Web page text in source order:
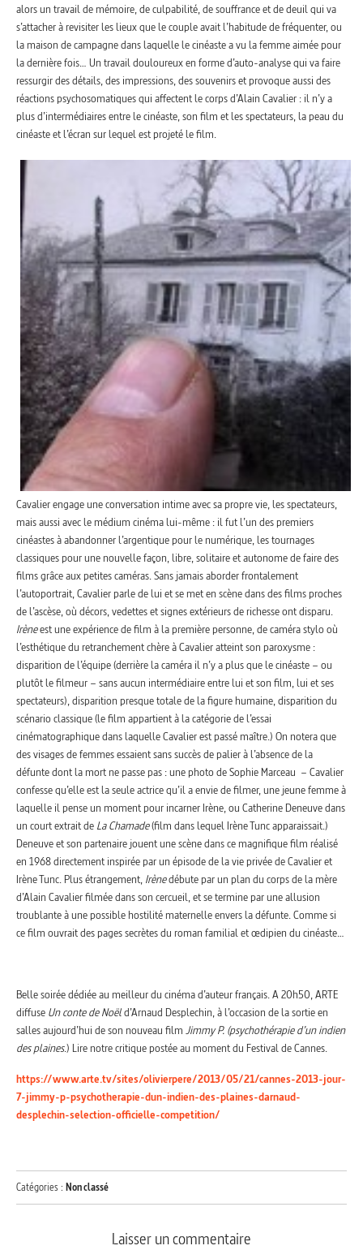
alors un travail de mémoire, de culpabilité, de souffrance et de deuil qui va
s’attacher à revisiter les lieux que le couple avait l’habitude de fréquenter, ou
la maison de campagne dans laquelle le cinéaste a vu la femme aimée pour
la dernière fois… Un travail douloureux en forme d’auto-analyse qui va faire
ressurgir des détails, des impressions, des souvenirs et provoque aussi des
réactions psychosomatiques qui affectent le corps d’Alain Cavalier : il n’y a
plus d’intermédiaires entre le cinéaste, son film et les spectateurs, la peau du
cinéaste et l’écran sur lequel est projeté le film.
Cavalier engage une conversation intime avec sa propre vie, les spectateurs,
mais aussi avec le médium cinéma lui-même : il fut l’un des premiers
cinéastes à abandonner l’argentique pour le numérique, les tournages
classiques pour une nouvelle façon, libre, solitaire et autonome de faire des
films grâce aux petites caméras. Sans jamais aborder frontalement
l’autoportrait, Cavalier parle de lui et se met en scène dans des films proches
de l’ascèse, où décors, vedettes et signes extérieurs de richesse ont disparu.
Irèneest une expérience de film à la première personne, de caméra stylo où
l’esthétique du retranchement chère à Cavalier atteint son paroxysme :
disparition de l’équipe (derrière la caméra il n’y a plus que le cinéaste – ou
plutôt le filmeur – sans aucun intermédiaire entre lui et son film, lui et ses
spectateurs), disparition presque totale de la figure humaine, disparition du
scénario classique (le film appartient à la catégorie de l’essai
cinématographique dans laquelle Cavalier est passé maître.) On notera que
des visages de femmes essaient sans succès de palier à l’absence de la
défunte dont la mort ne passe pas : une photo de Sophie Marceau – Cavalier
confesse qu’elle est la seule actrice qu’il a envie de filmer, une jeune femme à
laquelle il pense un moment pour incarner Irène, ou Catherine Deneuve dans
un court extrait de La Chamade(film dans lequel Irène Tunc apparaissait.)
Deneuve et son partenaire jouent une scène dans ce magnifique film réalisé
en 1968 directement inspirée par un épisode de la vie privée de Cavalier et
Irène Tunc. Plus étrangement, Irènedébute par un plan du corps de la mère
d’Alain Cavalier filmée dans son cercueil, et se termine par une allusion
troublante à une possible hostilité maternelle envers la défunte. Comme si
ce film ouvrait des pages secrètes du roman familial et œdipien du cinéaste…
Belle soirée dédiée au meilleur du cinéma d’auteur français. A 20h50, ARTE
diffuse Un conte de Noëld’Arnaud Desplechin, à l’occasion de la sortie en
salles aujourd’hui de son nouveau film Jimmy P. (psychothérapie d’un indien
des plaines.) Lire notre critique postée au moment du Festival de Cannes.
https://www.arte.tv/sites/olivierpere/2013/05/21/cannes-2013-jour-
7-jimmy-p-psychotherapie-dun-indien-des-plaines-darnaud-
desplechin-selection-officielle-competition/
Catégories : Non classé
Laisser un commentaire